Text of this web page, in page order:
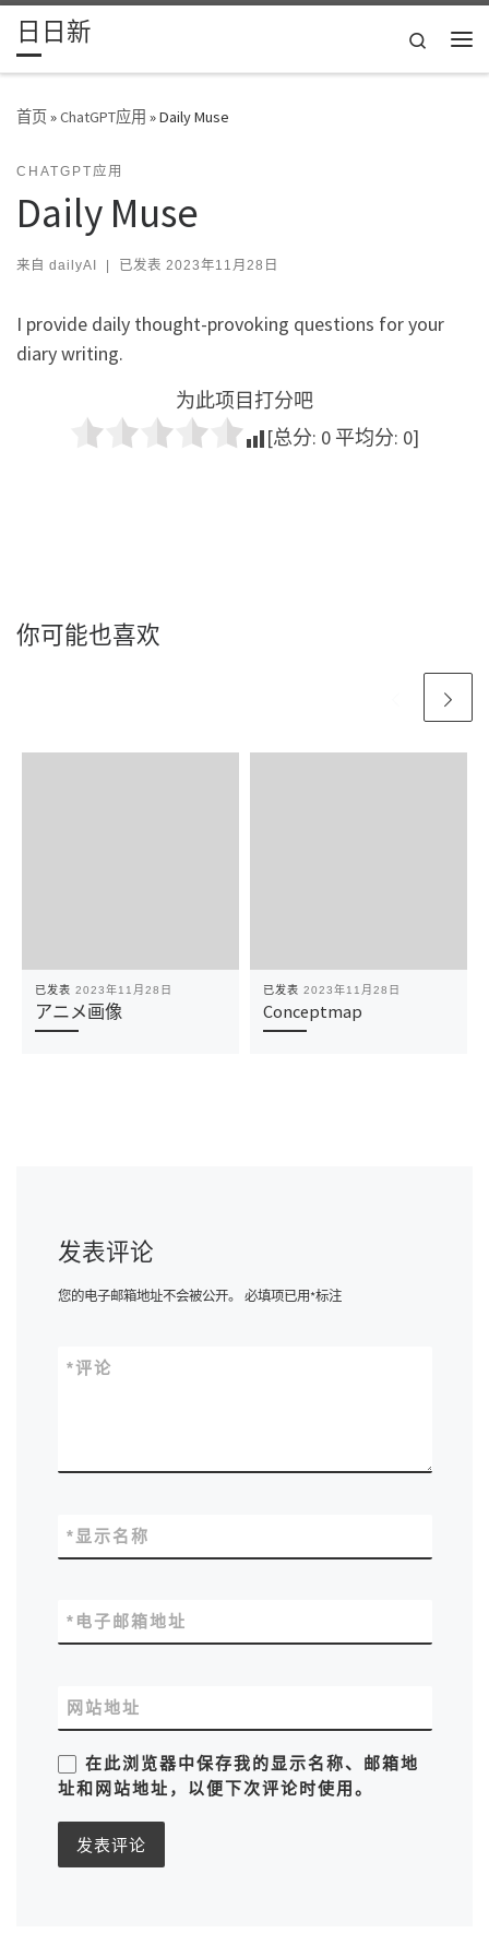
Skip to content
日日新
Search
首页»ChatGPT应用 »Daily Muse
CHATGPT应用
Daily Muse
来自 dailyAI | 已发表 2023年11月28日
I provide daily thought-provoking questions for your
diary writing.
为此项目打分吧
[总分: 0 平均分: 0]
你可能也喜欢
已发表 2023年11月28日
アニメ画像
已发表 2023年11月28日
Conceptmap
发表评论
您的电子邮箱地址不会被公开。 必填项已用*标注
评论
*
显示名称
*
电子邮箱地址
*
网站地址
在此浏览器中保存我的显示名称、邮箱地
址和网站地址，以便下次评论时使用。